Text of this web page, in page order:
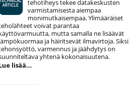
tehotiheys tekee datakeskusten
varmistamisesta aiempaa
monimutkaisempaa. Ylimääräiset
voivat parantaa
mutta samalla ne lisäävät
ja häiritsevät ilmavirtoja. Siksi
varmennus ja jäähdytys on
yhtenä kokonaisuutena.
lisää...